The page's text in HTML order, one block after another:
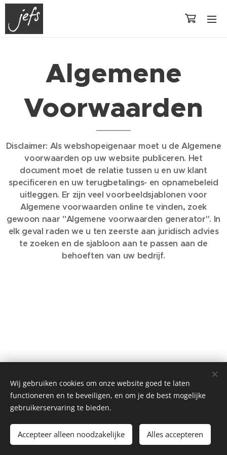
Algemene
Voorwaarden
Disclaimer: Als webshopeigenaar moet u de Algemene
voorwaarden op uw website publiceren. Het
document moet de relatie tussen u en uw klant
specificeren en uw terugbetalings- en opnamebeleid
uitleggen. Er zijn veel voorbeeldsjablonen voor
Algemene voorwaarden online te vinden, zoek
gewoon naar "Algemene voorwaarden generator". In
elk geval raden we u ten zeerste aan juridisch advies
te zoeken en de sjabloon aan te passen aan de
behoeften van uw bedrijf.
Cookies
Wij gebruiken cookies om onze website goed te laten
functioneren en te beveiligen, en om je de best mogelijke
gebruikerservaring te bieden.
Accepteer alleen noodzakelijke Alles accepteren